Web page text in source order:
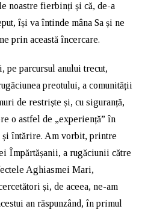
noastre fierbinți și că, de-a
își va întinde mâna Sa și ne
prin această încercare.
pe parcursul anului trecut,
preotului, a comunității
de restriște și, cu siguranță,
o astfel de „experiență” în
și întărire. Am vorbit, printre
Împărtășanii, a rugăciunii către
Aghiasmei Mari,
și, de aceea, ne-am
an răspunzând, în primul